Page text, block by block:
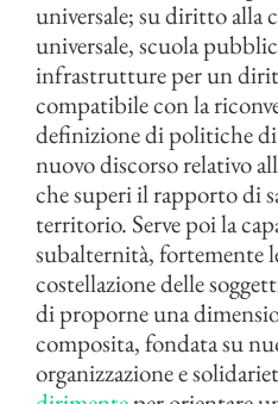
universale; su diritto alla
universale, scuola
infrastrutture per un
compatibile con la
definizione di politiche di
nuovo discorso relativo
che superi il rapporto di
territorio. Serve poi la
subalternità, fortemente
costellazione delle
di proporne una
composita, fondata su
organizzazione e